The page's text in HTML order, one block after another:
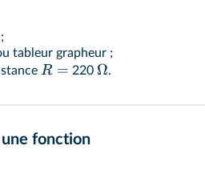
tableur grapheur ;
R = 220 Ω.
une fonction